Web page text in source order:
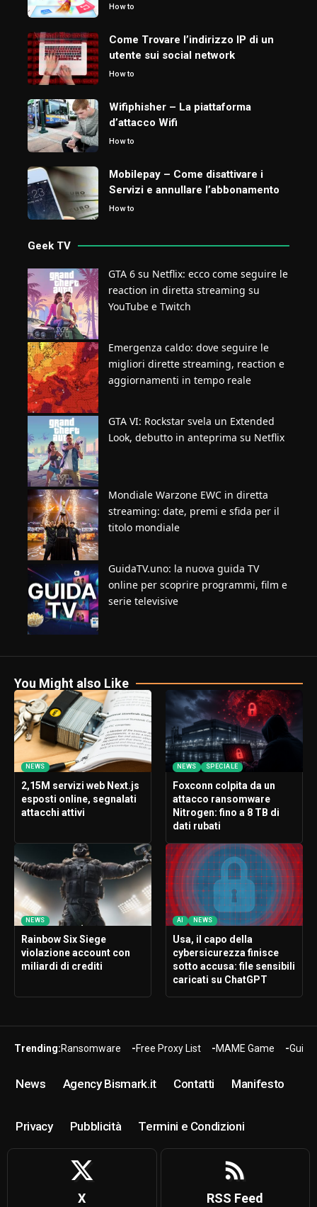
How to
Come Trovare l’indirizzo IP di un
utente sui social network
How to
Wifiphisher – La piattaforma
d’attacco Wifi
How to
Mobilepay – Come disattivare i
Servizi e annullare l’abbonamento
How to
Geek TV
GTA 6 su Netflix: ecco come seguire le
reaction in diretta streaming su
YouTube e Twitch
Emergenza caldo: dove seguire le
migliori dirette streaming, reaction e
aggiornamenti in tempo reale
GTA VI: Rockstar svela un Extended
Look, debutto in anteprima su Netflix
Mondiale Warzone EWC in diretta
streaming: date, premi e sfida per il
titolo mondiale
GuidaTV.uno: la nuova guida TV
online per scoprire programmi, film e
serie televisive
You Might also Like
NEWS
2,15M servizi web Next.js
esposti online, segnalati
attacchi attivi
NEWS SPECIALE
Foxconn colpita da un
attacco ransomware
Nitrogen: fino a 8 TB di
dati rubati
NEWS
Rainbow Six Siege
violazione account con
miliardi di crediti
AI NEWS
Usa, il capo della
cybersicurezza finisce
sotto accusa: file sensibili
caricati su ChatGPT
Trending:Ransomware Free Proxy List MAME Game Guide
News Agency Bismark.it Contatti Manifesto
Privacy Pubblicità Termini e Condizioni
X RSS Feed